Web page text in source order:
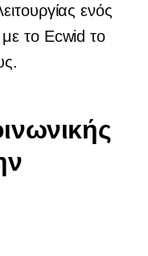
ενός
το Ecwid το